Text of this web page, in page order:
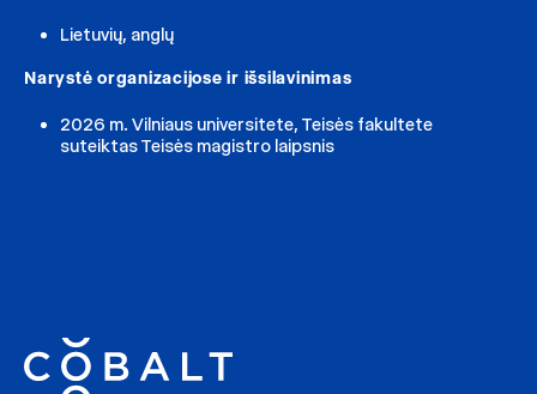
Lietuvių, anglų
Narystė organizacijose ir išsilavinimas
2026 m. Vilniaus universitete, Teisės fakultete
suteiktas Teisės magistro laipsnis